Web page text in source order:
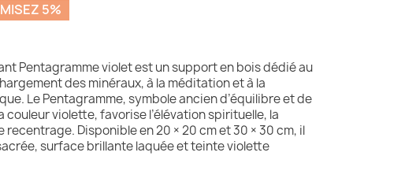
5%
Pentagramme violet est un support en bois dédié au
des minéraux, à la méditation et à la
Le Pentagramme, symbole ancien d’équilibre et de
couleur violette, favorise l’élévation spirituelle, la
Disponible en 20 × 20 cm et 30 × 30 cm, il
surface brillante laquée et teinte violette